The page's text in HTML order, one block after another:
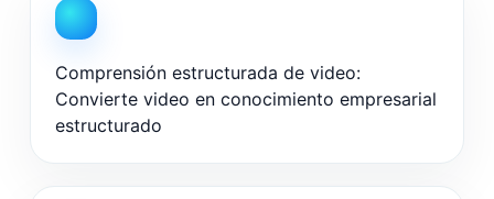
Comprensión estructurada de video:
Convierte video en conocimiento empresarial
estructurado